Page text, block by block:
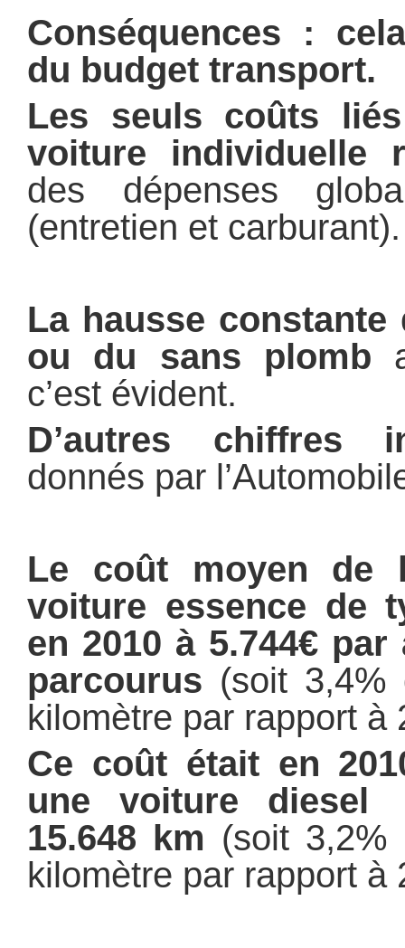
Conséquences :
du budget transport.
Les seuls coûts
voiture individuelle
des dépenses
(entretien et carburant).
La hausse
ou du sans plomb
c’est évident.
D’autres chiffres
donnés par
Le coût moyen de
voiture essence de
en 2010 à 5.744€
parcourus (soit 3,4%
kilomètre par rapport à
Ce coût était en
une voiture diesel
15.648 km (soit 3,2%
kilomètre par rapport à